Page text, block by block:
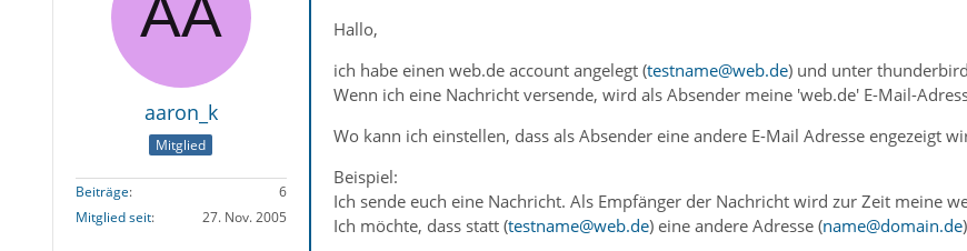
aaron_k
Mitglied
Beiträge
6
Mitglied seit
27. Nov. 2005
Hallo,
ich habe einen web.de account angelegt (testname@web.de) und unter
Wenn ich eine Nachricht versende, wird als Absender meine 'web.de' E-Mail-
Wo kann ich einstellen, dass als Absender eine andere E-Mail Adresse engezeigt
Beispiel:
Ich sende euch eine Nachricht. Als Empfänger der Nachricht wird zur Zeit meine
Ich möchte, dass statt (testname@web.de) eine andere Adresse (name@domain.de